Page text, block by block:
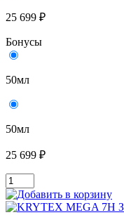
25 699 ₽
Бонусы
50мл
50мл
25 699 ₽